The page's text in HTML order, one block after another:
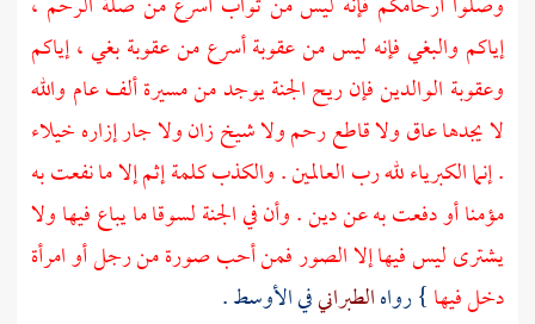
إياكم والبغي فإنه ليس من عقوبة أسرع من عقوبة بغي ، إياكم
وعقوبة الوالدين فإن ريح الجنة يوجد من مسيرة ألف عام والله
لا يجدها عاق ولا قاطع رحم ولا شيخ زان ولا جار إزاره خيلاء
. إنما الكبرياء لله رب العالمين . والكذب كلمة إثم إلا ما نفعت به
مؤمنا أو دفعت به عن دين . وأن في الجنة لسوقا ما يباع فيها ولا
يشترى ليس فيها إلا الصور فمن أحب صورة من رجل أو امرأة
دخل فيها} رواهالطبرانيفي الأوسط .